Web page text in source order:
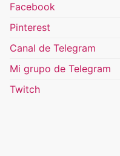
Facebook
Pinterest
Canal de Telegram
Mi grupo de Telegram
Twitch